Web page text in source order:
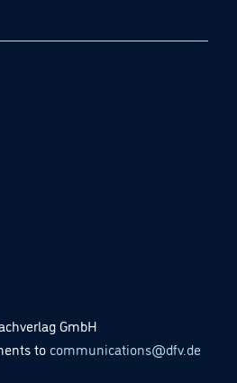
GmbH
to communications@dfv.de